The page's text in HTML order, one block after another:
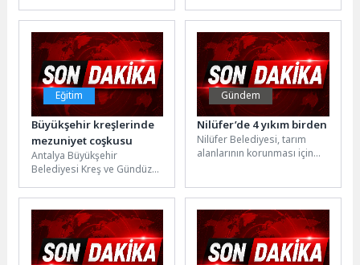
ediyor. Mayıs ayında Türkelli
Kapalı Pazar Yeri’nin
kurdela...
alınamayan Sahil
Otoparkı’nda yeni sisteme
geçti. Karavan sahiplerine...
Eğitim
Büyükşehir kreşlerinde
mezuniyet coşkusu
Antalya Büyükşehir
Belediyesi Kreş ve Gündüz
gören minikler, mezuniyet
heyecanı yaşadı. Atatürk
Kültür...
Gündem
Nilüfer’de 4 yıkım birden
Nilüfer Belediyesi, tarım
alanlarının korunması için